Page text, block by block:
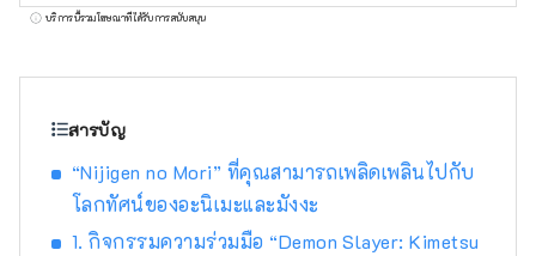
งดงามมากมายที่จะดึงดูดสายตาของคุณ เช่น
ชั้นนำของญี่ปุ่น และข้าวสาเก ``เฮียวโงะ ยามา
ดะ นิชิกิ'' คืออัญมณีที่จะทำให้คุณประหลาดใจ
อาริมะออนเซ็นเป็นบ่อน้ำพุร้อนที่มีชื่อเสียง และคิ
บริการนี้รวมโฆษณาที่ได้รับการสนับสนุน
สารบัญ
“Nijigen no Mori” ที่คุณสามารถเพลิดเพลินไปกับ
โลกทัศน์ของอะนิเมะและมังงะ
1. กิจกรรมความร่วมมือ “Demon Slayer: Kimetsu